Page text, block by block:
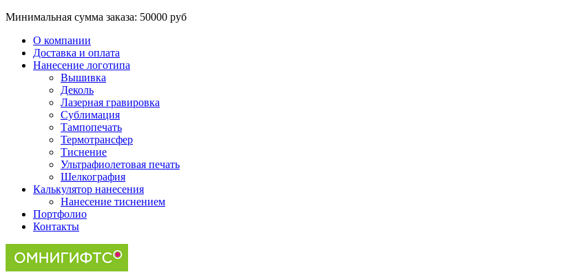
Минимальная сумма заказа: 50000 руб
О компании
Доставка и оплата
Нанесение логотипа
Вышивка
Деколь
Лазерная гравировка
Сублимация
Тампопечать
Термотрансфер
Тиснение
Ультрафиолетовая печать
Шелкография
Калькулятор нанесения
Нанесение тиснением
Портфолио
Контакты